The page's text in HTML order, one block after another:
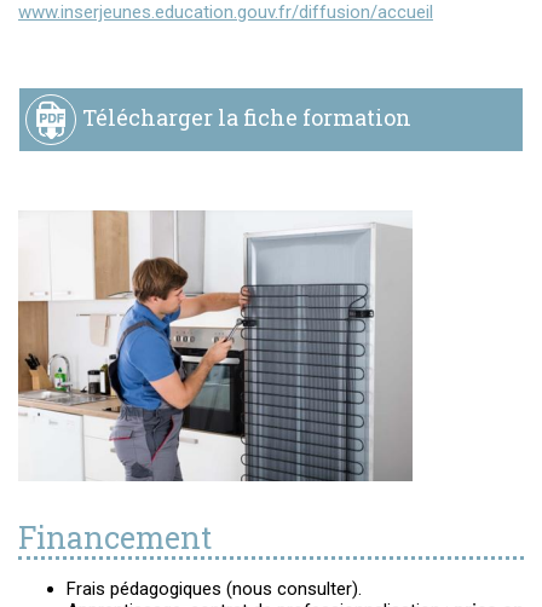
www.inserjeunes.education.gouv.fr/diffusion/accueil
Télécharger la fiche formation
Financement
Frais pédagogiques (nous consulter).